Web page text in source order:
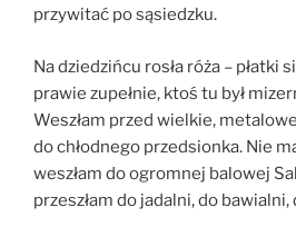
przywitać po sąsiedzku.
Na dziedzińcu rosła róża – płatki
prawie zupełnie, ktoś tu był
Weszłam przed wielkie,
do chłodnego przedsionka. Nie
weszłam do ogromnej balowej
przeszłam do jadalni, do